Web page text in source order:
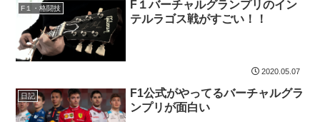
F１・格闘技
F１バーチャルグランプリのイン
テルラゴス戦がすごい！！
2020.05.07
日記
F1公式がやってるバーチャルグラ
ンプリが面白い